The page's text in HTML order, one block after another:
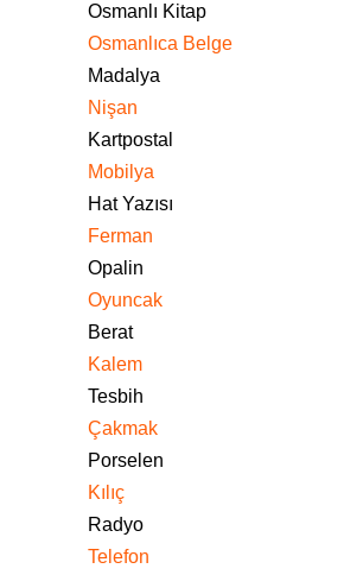
Osmanlı Kitap
Osmanlıca Belge
Madalya
Nişan
Kartpostal
Mobilya
Hat Yazısı
Ferman
Opalin
Oyuncak
Berat
Kalem
Tesbih
Çakmak
Porselen
Kılıç
Radyo
Telefon